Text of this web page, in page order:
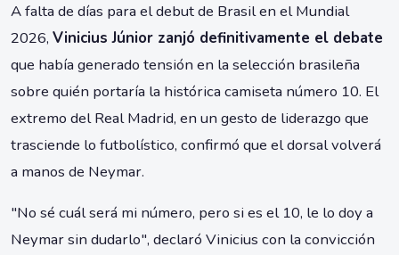
A falta de días para el debut de Brasil en el Mundial
2026, Vinicius Júnior zanjó definitivamente el debate
que había generado tensión en la selección brasileña
sobre quién portaría la histórica camiseta número 10. El
extremo del Real Madrid, en un gesto de liderazgo que
trasciende lo futbolístico, confirmó que el dorsal volverá
a manos de Neymar.
"No sé cuál será mi número, pero si es el 10, le lo doy a
Neymar sin dudarlo", declaró Vinicius con la convicción